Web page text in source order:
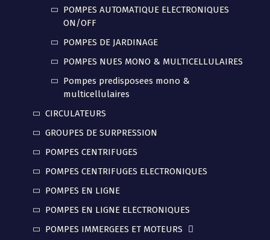
POMPES AUTOMATIQUE ELECTRONIQUES
ON/OFF
POMPES DE JARDINAGE
POMPES NUES MONO & MULTICELLULAIRES
Pompes predisposees mono &
multicellulaires
CIRCULATEURS
GROUPES DE SURPRESSION
POMPES CENTRIFUGES
POMPES CENTRIFUGES ELECTRONIQUES
POMPES EN LIGNE
POMPES EN LIGNE ELECTRONIQUES
POMPES IMMERGEES ET MOTEURS